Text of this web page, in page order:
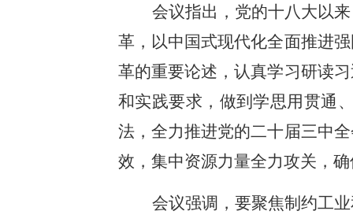
会议指出，党的十八大以
革，以中国式现代化全面推进
革的重要论述，认真学习研读
和实践要求，做到学思用贯通
法，全力推进党的二十届三中
效，集中资源力量全力攻关，
会议强调，要聚焦制约工